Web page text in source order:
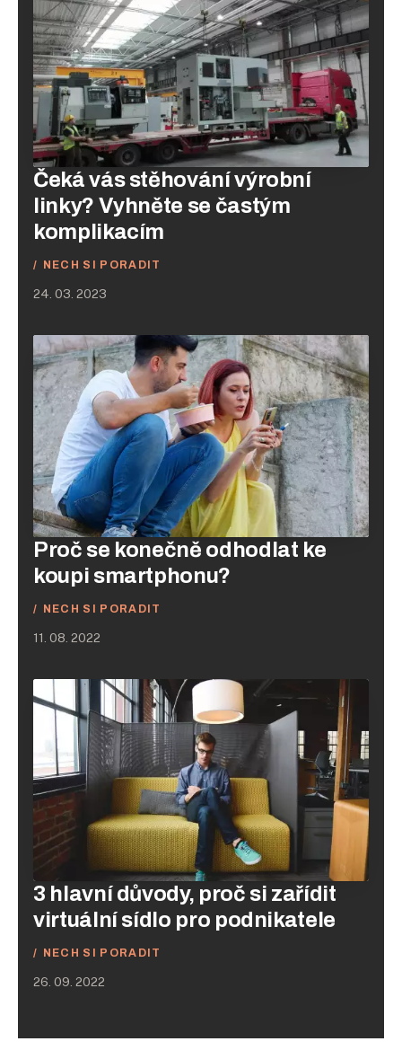
Čeká vás stěhování výrobní
linky? Vyhněte se častým
komplikacím
NECH SI PORADIT
24. 03. 2023
Proč se konečně odhodlat ke
koupi smartphonu?
NECH SI PORADIT
11. 08. 2022
3 hlavní důvody, proč si zařídit
virtuální sídlo pro podnikatele
NECH SI PORADIT
26. 09. 2022